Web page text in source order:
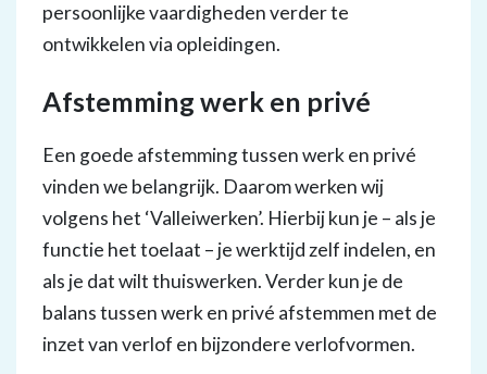
persoonlijke vaardigheden verder te
ontwikkelen via opleidingen.
Afstemming werk en privé
Een goede afstemming tussen werk en privé
vinden we belangrijk. Daarom werken wij
volgens het ‘Valleiwerken’. Hierbij kun je – als je
functie het toelaat – je werktijd zelf indelen, en
als je dat wilt thuiswerken. Verder kun je de
balans tussen werk en privé afstemmen met de
inzet van verlof en bijzondere verlofvormen.